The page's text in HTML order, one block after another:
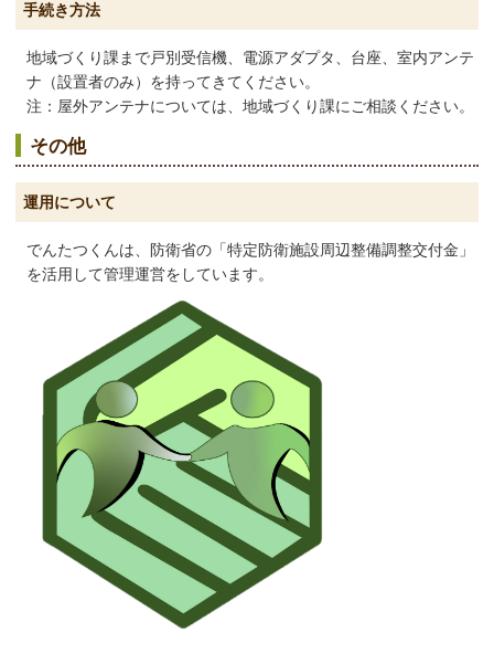
手続き方法
地域づくり課まで戸別受信機、電源アダプタ、台座、室内アンテ
ナ（設置者のみ）を持ってきてください。
注：屋外アンテナについては、地域づくり課にご相談ください。
その他
運用について
でんたつくんは、防衛省の「特定防衛施設周辺整備調整交付金」
を活用して管理運営をしています。